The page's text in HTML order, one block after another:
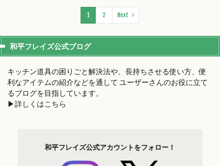
1 2 Next
和平フレイズ公式ブログ
キッチン道具の困りごと解決法や、長持ちさせる使い方、便
利なアイテムの紹介などを通して ユーザーさんのお役に立て
るブログを目指しています。
▶︎詳しくはこちら
和平フレイズ公式アカウントをフォロー！